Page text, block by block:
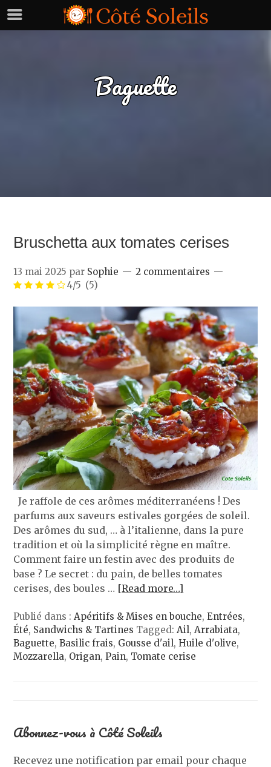
Baguette
Bruschetta aux tomates cerises
13 mai 2025 par Sophie
2 commentaires
4/5 (5)
Je raffole de ces arômes méditerranéens ! Des
parfums aux saveurs estivales gorgées de soleil.
Des arômes du sud, … à l’italienne, dans la pure
tradition et où la simplicité règne en maître.
Comment faire un festin avec des produits de
base ? Le secret : du pain, de belles tomates
cerises, des boules … [Read more…]
Publié dans :Apéritifs & Mises en bouche,Entrées,
Été, Sandwichs & Tartines Tagged:Ail,Arrabiata,
Baguette,Basilic frais, Gousse d'ail,Huile d'olive,
Mozzarella, Origan,Pain, Tomate cerise
Abonnez-vous à Côté Soleils
Recevez une notification par email pour chaque